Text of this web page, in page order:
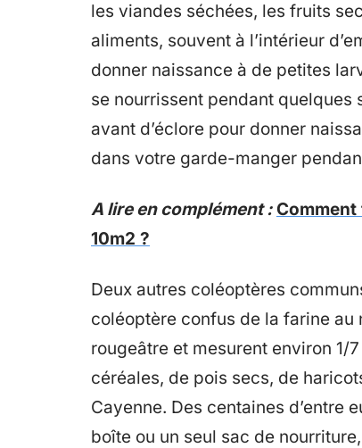
les viandes séchées, les fruits
aliments, souvent à l’intérieur
donner naissance à de petites
se nourrissent pendant quelques
avant d’éclore pour donner
dans votre garde-manger
A lire en complément :
10m2 ?
Deux autres coléoptères
coléoptère confus de la farine au
rougeâtre et mesurent environ 1/
céréales, de pois secs, de
Cayenne. Des centaines d’entre
boîte ou un seul sac de